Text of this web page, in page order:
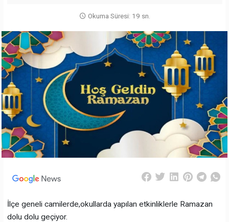
Okuma Süresi: 19 sn.
İlçe geneli camilerde,okullarda yapılan etkinliklerle Ramazan
dolu dolu geçiyor.